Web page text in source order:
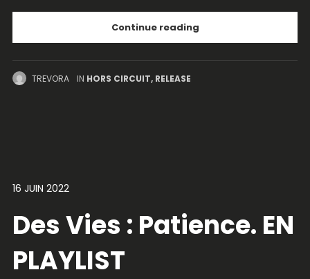
Continue reading
TREVORA IN HORS CIRCUIT, RELEASE
16 JUIN 2022
Des Vies : Patience. EN
PLAYLIST